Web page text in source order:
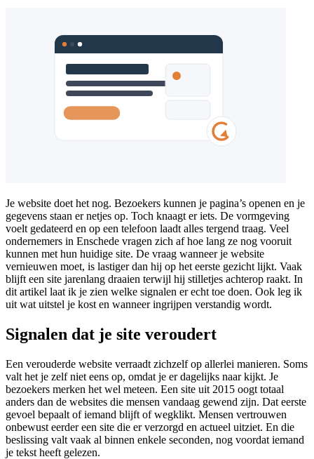
Je website doet het nog. Bezoekers kunnen je pagina’s openen en je
gegevens staan er netjes op. Toch knaagt er iets. De vormgeving
voelt gedateerd en op een telefoon laadt alles tergend traag. Veel
ondernemers in Enschede vragen zich af hoe lang ze nog vooruit
kunnen met hun huidige site. De vraag wanneer je website
vernieuwen moet, is lastiger dan hij op het eerste gezicht lijkt. Vaak
blijft een site jarenlang draaien terwijl hij stilletjes achterop raakt. In
dit artikel laat ik je zien welke signalen er echt toe doen. Ook leg ik
uit wat uitstel je kost en wanneer ingrijpen verstandig wordt.
Signalen dat je site veroudert
Een verouderde website verraadt zichzelf op allerlei manieren. Soms
valt het je zelf niet eens op, omdat je er dagelijks naar kijkt. Je
bezoekers merken het wel meteen. Een site uit 2015 oogt totaal
anders dan de websites die mensen vandaag gewend zijn. Dat eerste
gevoel bepaalt of iemand blijft of wegklikt. Mensen vertrouwen
onbewust eerder een site die er verzorgd en actueel uitziet. En die
beslissing valt vaak al binnen enkele seconden, nog voordat iemand
je tekst heeft gelezen.